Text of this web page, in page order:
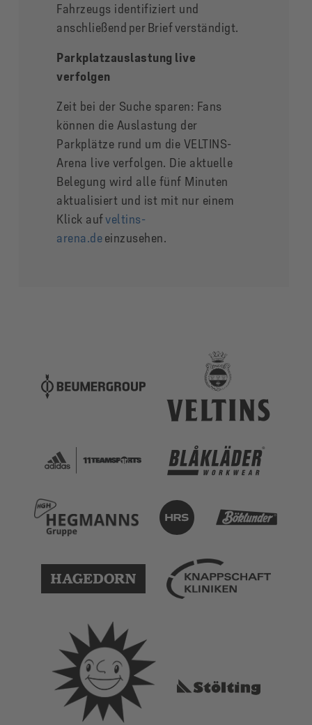
Fahrzeugs identifiziert und
anschließend per Brief verständigt.
Parkplatzauslastung live
verfolgen
Zeit bei der Suche sparen: Fans
können die Auslastung der
Parkplätze rund um die VELTINS-
Arena live verfolgen. Die aktuelle
Belegung wird alle fünf Minuten
aktualisiert und ist mit nur einem
Klick aufveltins-
arena.deeinzusehen.